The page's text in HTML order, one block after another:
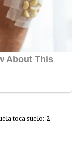
toca suelo: 2